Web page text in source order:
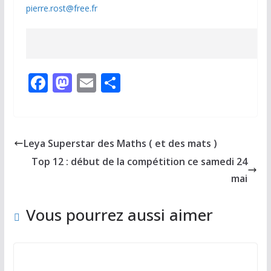
pierre.rost@free.fr
F
b
o
M
d
o
E
l
P
g
er
Leya Superstar des Maths ( et des mats )
Top 12 : début de la compétition ce samedi 24
mai
Vous pourrez aussi aimer